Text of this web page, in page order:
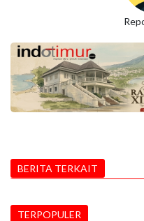
BERITA TERKAIT
TERPOPULER